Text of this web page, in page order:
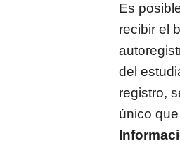
Es
recibir el
del
registro,
único